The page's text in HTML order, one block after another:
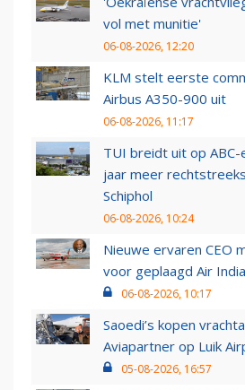
vol met munitie'
06-08-2026, 12:20
KLM stelt eerste
Airbus A350-900 uit
06-08-2026, 11:17
TUI breidt uit op ABC-
jaar meer
Schiphol
06-08-2026, 10:24
Nieuwe ervaren CEO
voor geplaagd Air India
06-08-2026, 10:17
Saoedi’s kopen
Aviapartner op Luik
05-08-2026, 16:57